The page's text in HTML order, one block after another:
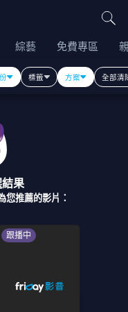
綜藝 免費專區
標籤 方案 全部清
果
您推薦的影片：
跟播中